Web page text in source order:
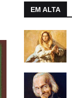
EM ALTA